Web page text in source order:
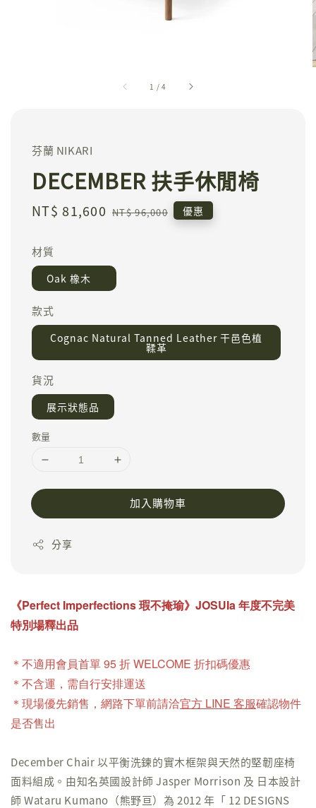
1 /4
芬蘭 NIKARI
DECEMBER 扶手休閒椅
Sale
NT$ 81,600 Regular
NT$ 96,000 優惠
材質
Oak 橡木
款式
Cognac Natural Tanned Leather 干邑色植
鞣革
貨況
展示狀態品
數量
加入購物車
分享
《Perfect Imperfections瑕不掩瑜》JOSUIa 年度不完美
特別場釋出品
＊不適用會員首單 95 折 WELCOME 折扣碼優惠
＊不含運，需自行安排運送
＊現場優先銷售，網路下單前請洽官方 LINE 客服確認物件
是否售出
December Chair 以平衡洗鍊的實木框架與天然的堅韌座椅
面料組成。由知名英國設計師 Jasper Morrison 及 日本設計
師 Wataru Kumano（熊野亘）為 2012 年「 12 DESIGNS